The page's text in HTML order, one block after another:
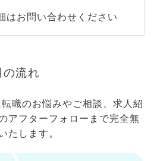
はお問い合わせください
流れ
職のお悩みやご相談、求人紹
アフターフォローまで完全無
たします。